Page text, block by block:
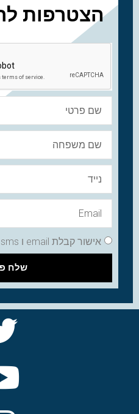
הצטרפות
אישור קבלת email ו sms
שלח